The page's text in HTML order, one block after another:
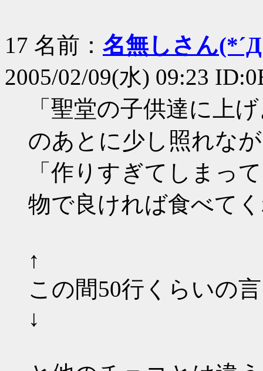
17 名前： 名無しさん
2005/02/09(水) 09:23
「聖堂の子供達に上
のあとに少し照れな
「作りすぎてしまっ
物で良ければ食べて
↑
この間50行くらいの
↓